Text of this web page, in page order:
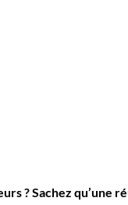
? Sachez qu’une